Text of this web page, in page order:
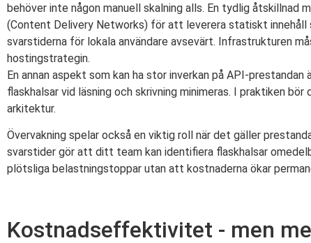
behöver inte någon manuell skalning alls. En tydlig åtskillnad
(Content Delivery Networks) för att leverera statiskt innehåll
svarstiderna för lokala användare avsevärt. Infrastrukturen
hostingstrategin.
En annan aspekt som kan ha stor inverkan på API-
flaskhalsar vid läsning och skrivning minimeras. I praktiken
arkitektur.
Övervakning spelar också en viktig roll när det gäller
svarstider gör att ditt team kan identifiera flaskhalsar
plötsliga belastningstoppar utan att kostnaderna ökar
Kostnadseffektivitet - men